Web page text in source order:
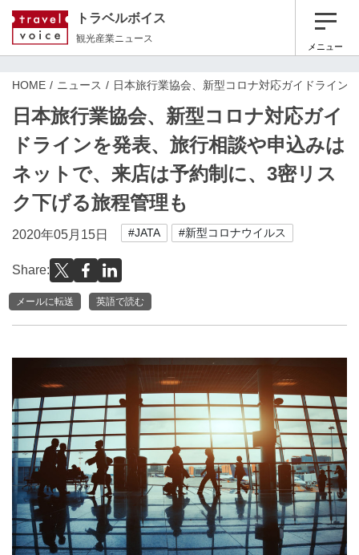
トラベルボイス
観光産業ニュース
メニュー
HOME ニュース 日本旅行業協会、新型コロナ対応ガイドライン
日本旅行業協会、新型コロナ対応ガイ
ドラインを発表、旅行相談や申込みは
ネットで、来店は予約制に、3密リス
ク下げる旅程管理も
2020年05月15日 #JATA #新型コロナウイルス
Share:
メールに転送 英語で読む